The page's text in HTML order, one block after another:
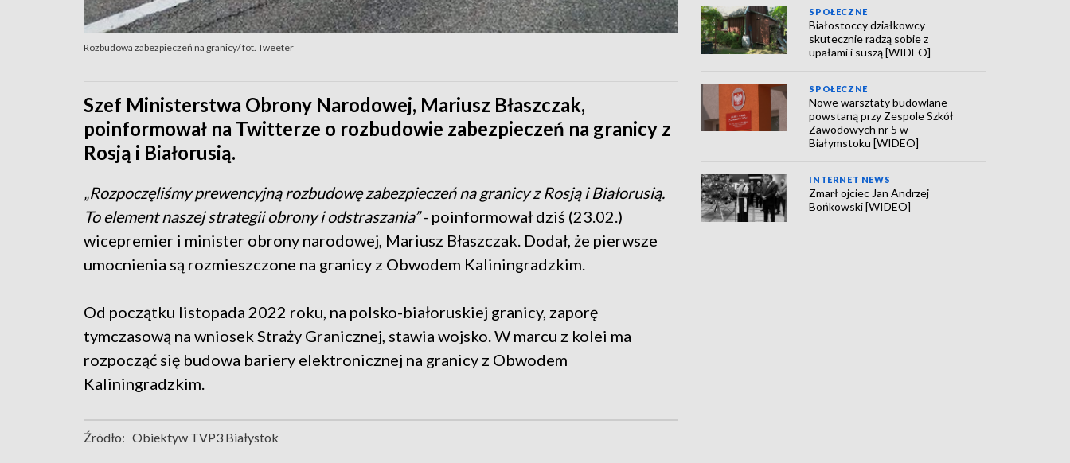
Rozbudowa zabezpieczeń na granicy/ fot. Tweeter
Szef Ministerstwa Obrony Narodowej, Mariusz Błaszczak,
poinformował na Twitterze o rozbudowie zabezpieczeń na granicy z
Rosją i Białorusią.
„Rozpoczęliśmy prewencyjną rozbudowę zabezpieczeń na granicy z Rosją i Białorusią.
To element naszej strategii obrony i odstraszania”- poinformował dziś (23.02.)
wicepremier i minister obrony narodowej, Mariusz Błaszczak. Dodał, że pierwsze
umocnienia są rozmieszczone na granicy z Obwodem Kaliningradzkim.
Od początku listopada 2022 roku, na polsko-białoruskiej granicy, zaporę
tymczasową na wniosek Straży Granicznej, stawia wojsko. W marcu z kolei ma
rozpocząć się budowa bariery elektronicznej na granicy z Obwodem
Kaliningradzkim.
Źródło: Obiektyw TVP3 Białystok
SPOŁECZNE
Białostoccy działkowcy
skutecznie radzą sobie z
upałami i suszą [WIDEO]
SPOŁECZNE
Nowe warsztaty budowlane
powstaną przy Zespole Szkół
Zawodowych nr 5 w
Białymstoku [WIDEO]
INTERNET NEWS
Zmarł ojciec Jan Andrzej
Bońkowski [WIDEO]